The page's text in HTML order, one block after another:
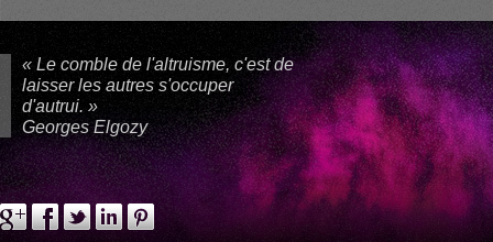
« Le comble de l'altruisme, c'est de
laisser les autres s'occuper
d'autrui. »
Georges Elgozy